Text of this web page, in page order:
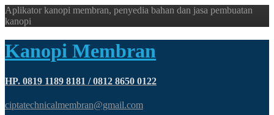
Aplikator kanopi membran, penyedia bahan dan jasa pembuatan
kanopi
Kanopi Membran
HP. 0819 1189 8181 / 0812 8650 0122
ciptatechnicalmembran@gmail.com